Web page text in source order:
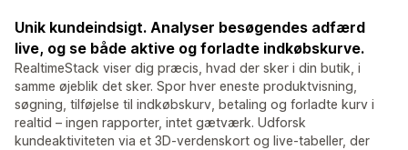
Unik kundeindsigt. Analyser besøgendes adfærd
live, og se både aktive og forladte indkøbskurve.
RealtimeStack viser dig præcis, hvad der sker i din butik, i
samme øjeblik det sker. Spor hver eneste produktvisning,
søgning, tilføjelse til indkøbskurv, betaling og forladte kurv i
realtid – ingen rapporter, intet gætværk. Udforsk
kundeaktiviteten via et 3D-verdenskort og live-tabeller, der